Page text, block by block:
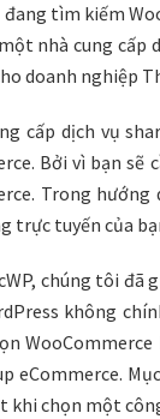
đang tìm kiếm
nhà cung
doanh nghiệp
cấp dịch vụ
Bởi vì bạn sẽ
Trong
trực tuyến của
chúng tôi đã
không
eCommerce.
khi chọn một